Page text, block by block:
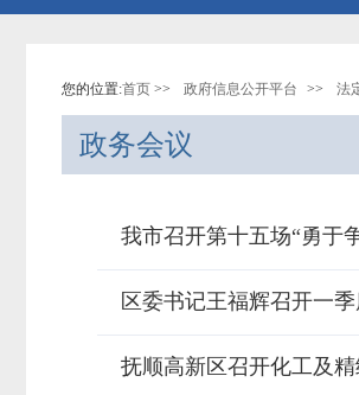
您的位置:首页 >> 政府信息公开平台 >> 法
政务会议
我市召开第十五场“勇于
区委书记王福辉召开一
抚顺高新区召开化工及